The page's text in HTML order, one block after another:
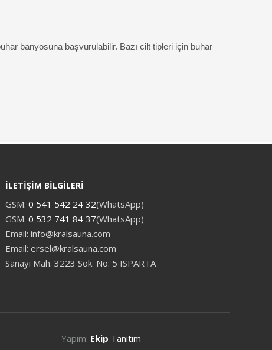
banyosuna başvurulabilir. Bazı cilt tipleri için buhar
İLETİŞİM BİLGİLERİ
GSM: 0 541 542 24 32(WhatsApp)
GSM: 0 532 741 84 37(WhatsApp)
Email: info@kralsauna.com
Email: ersel@kralsauna.com
Sanayi Mah. 3223 Sok. No: 5 ISPARTA
Yapım: Ekip Tanıtım